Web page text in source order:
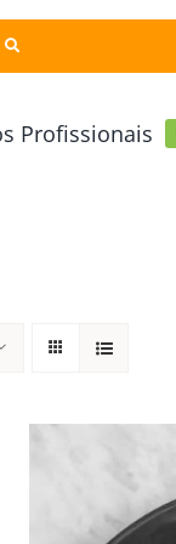
Profissionais
Pastelaria
Online